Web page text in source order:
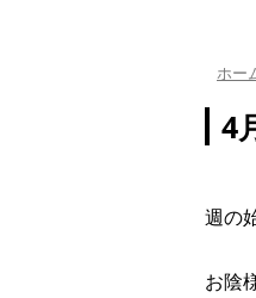
ホー
4
週の
お陰